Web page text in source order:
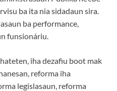
ba ita nia sidadaun sira.
ba performance,
funsionáriu.
iha dezafiu boot mak
reforma iha
legislasaun, reforma